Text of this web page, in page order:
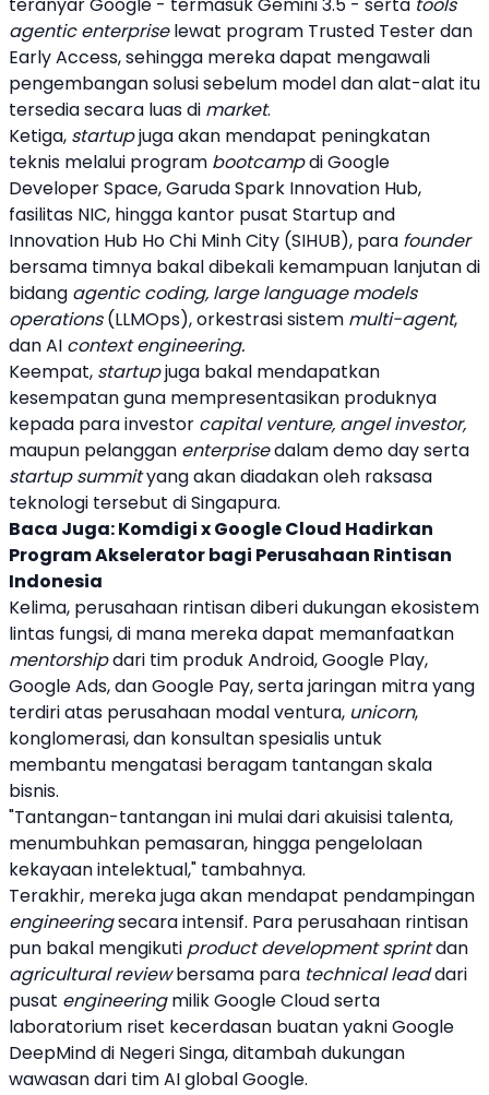
agentic enterpriselewat program Trusted Tester dan
Early Access, sehingga mereka dapat mengawali
pengembangan solusi sebelum model dan alat-alat itu
tersedia secara luas di market.
Ketiga, startupjuga akan mendapat peningkatan
teknis melalui program bootcampdi Google
Developer Space, Garuda Spark Innovation Hub,
fasilitas NIC, hingga kantor pusat Startup and
Innovation Hub Ho Chi Minh City (SIHUB), para founder
bersama timnya bakal dibekali kemampuan lanjutan di
bidang agentic coding, large language models
operations(LLMOps), orkestrasi sistem multi-agent,
dan AI context engineering.
Keempat, startupjuga bakal mendapatkan
kesempatan guna mempresentasikan produknya
kepada para investor capital venture, angel investor,
maupun pelanggan enterprisedalam demo day serta
startup summityang akan diadakan oleh raksasa
teknologi tersebut di Singapura.
Baca Juga:Komdigi x Google Cloud Hadirkan
Program Akselerator bagi Perusahaan Rintisan
Indonesia
Kelima, perusahaan rintisandiberi dukungan ekosistem
lintas fungsi, di mana mereka dapat memanfaatkan
mentorshipdari tim produk Android, Google Play,
Google Ads, dan Google Pay, serta jaringan mitra yang
terdiri atas perusahaan modal ventura, unicorn,
konglomerasi, dan konsultan spesialis untuk
membantu mengatasi beragam tantangan skala
bisnis.
"Tantangan-tantangan ini mulai dari akuisisi talenta,
menumbuhkan pemasaran, hingga pengelolaan
kekayaan intelektual," tambahnya.
Terakhir, mereka juga akan mendapat pendampingan
engineeringsecara intensif. Para perusahaan rintisan
pun bakal mengikuti product development sprintdan
agricultural reviewbersama para technical leaddari
pusat engineeringmilikGoogle Cloudserta
laboratorium riset kecerdasan buatan yakni Google
DeepMind di Negeri Singa, ditambah dukungan
wawasan dari tim AI global Google.